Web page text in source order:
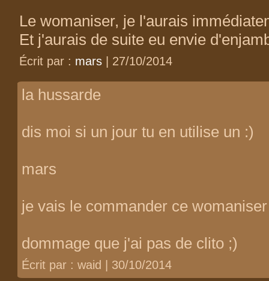
Le womaniser, je l'aurais
Et j'aurais de suite eu envie
Écrit par : mars | 27/10/2014
la hussarde
dis moi si un jour tu en utilise un :)
mars
je vais le commander ce
dommage que j'ai pas de clito ;)
Écrit par : waid | 30/10/2014